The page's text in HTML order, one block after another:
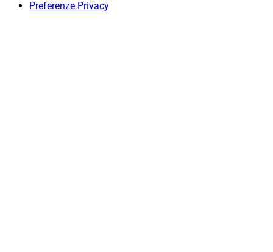
Preferenze Privacy